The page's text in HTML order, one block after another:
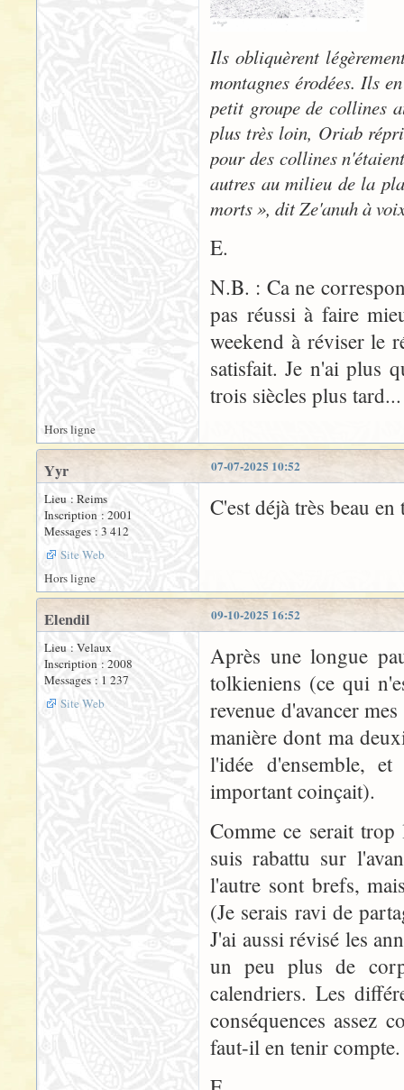
Ils obliquèrent
montagnes érodées. Ils
petit groupe de collines
plus très loin, Oriab
pour des collines
autres au milieu de la
morts », dit Ze'anuh à
E.
N.B. : Ca ne
pas réussi à faire
weekend à réviser le
satisfait. Je n'ai plus
trois siècles plus tard...
Hors ligne
07-07-2025 10:52
Yyr
Lieu : Reims
Inscription : 2001
Messages : 3 412
Site Web
C'est déjà très beau
Hors ligne
09-10-2025 16:52
Elendil
Lieu : Velaux
Inscription : 2008
Messages : 1 237
Site Web
Après une longue
tolkieniens (ce qui
revenue d'avancer
manière dont ma
l'idée d'ensemble,
important coinçait).
Comme ce serait
suis rabattu sur
l'autre sont brefs,
(Je serais ravi de
J'ai aussi révisé les
un peu plus de
calendriers. Les
conséquences assez
faut-il en tenir compte.